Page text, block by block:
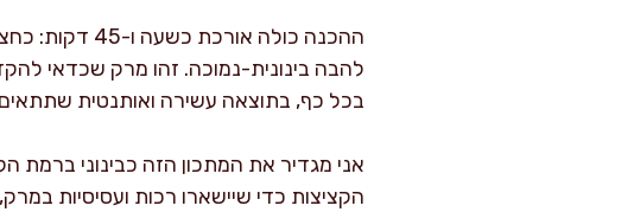
ההכנה כולה
להבה בינונית-נמוכה. זהו מרק שכדאי
בכל כף, בתוצאה עשירה ואותנטית שתתאים
אני מגדיר את המתכון הזה כבינוני ברמת
הקציצות כדי שיישארו רכות ועסיסיות